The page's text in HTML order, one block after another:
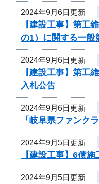
2024年9月6日更新
【建設工事】第工
の1）に関する一般
2024年9月6日更新
【建設工事】第工
入札公告
2024年9月6日更新
「岐阜県ファンク
2024年9月5日更新
【建設工事】6債
2024年9月5日更新